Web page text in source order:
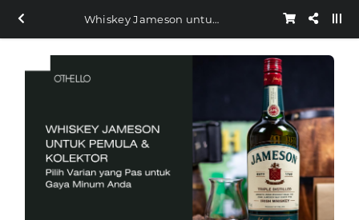
Whiskey Jameson untuk Pemula & Kolektor: Pilih Varian yang Pas untuk Gaya Minum Anda